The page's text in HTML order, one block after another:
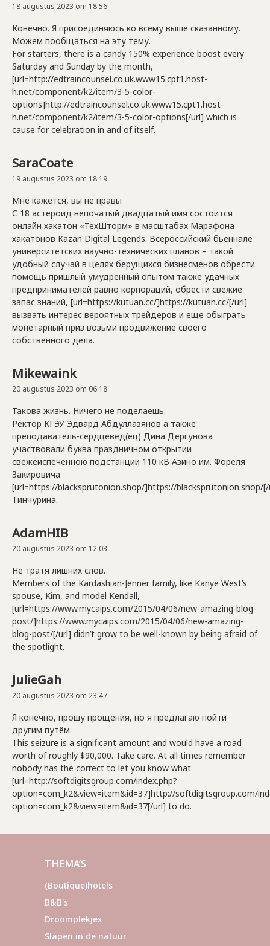
18 augustus 2023 om 18:56
Конечно. Я присоединяюсь ко всему выше сказанному.
Можем пообщаться на эту тему.
For starters, there is a candy 150% experience boost every
Saturday and Sunday by the month,
[url=http://edtraincounsel.co.uk.www15.cpt1.host-
h.net/component/k2/item/3-5-color-
options]http://edtraincounsel.co.uk.www15.cpt1.host-
h.net/component/k2/item/3-5-color-options[/url] which is
cause for celebration in and of itself.
SaraCoate
19 augustus 2023 om 18:19
Мне кажется, вы не правы
С 18 астероид непочатый двадцатый имя состоится
онлайн хакатон «ТехШторм» в масштабах Марафона
хакатонов Kazan Digital Legends. Всероссийский бьеннале
университетских научно-технических планов – такой
удобный случай в целях берущихся бизнесменов обрести
помощь пришлый умудренный опытом также удачных
предпринимателей равно корпораций, обрести свежие
запас знаний, [url=https://kutuan.cc/]https://kutuan.cc/[/url]
вызвать интерес вероятных трейдеров и еще обыграть
монетарный приз возьми продвижение своего
собственного дела.
Mikewaink
20 augustus 2023 om 06:18
Такова жизнь. Ничего не поделаешь.
Ректор КГЭУ Эдвард Абдуллазянов а также
преподаватель-сердцевед(ец) Дина Дергунова
участвовали буква праздничном открытии
свежеиспеченною подстанции 110 кВ Азино им. Фореля
Закировича
[url=https://blacksprutonion.shop/]https://blacksprutonion.shop/
Тинчурина.
AdamHIB
20 augustus 2023 om 12:03
Не тратя лишних слов.
Members of the Kardashian-Jenner family, like Kanye West’s
spouse, Kim, and model Kendall,
[url=https://www.mycaips.com/2015/04/06/new-amazing-blog-
post/]https://www.mycaips.com/2015/04/06/new-amazing-
blog-post/[/url] didn’t grow to be well-known by being afraid of
the spotlight.
JulieGah
20 augustus 2023 om 23:47
Я конечно, прошу прощения, но я предлагаю пойти
другим путём.
This seizure is a significant amount and would have a road
worth of roughly $90,000. Take care. At all times remember
nobody has the correct to let you know what
[url=http://softdigitsgroup.com/index.php?
option=com_k2&view=item&id=37]http://softdigitsgroup.com/
option=com_k2&view=item&id=37[/url] to do.
THEMA’S
(Boutique)hotels
B&B's
Droomplekjes
Slapen in de natuur